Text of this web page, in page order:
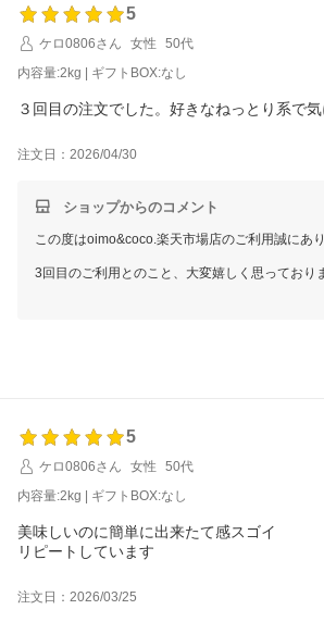
ともよろしくお願いいたします。
5
ケロ0806さん
女性
50代
内容量:2kg | ギフトBOX:なし
３回目の注文でした。好きなねっとり系で気
注文日：2026/04/30
ショップからのコメント
この度はoimo&coco.楽天市場店のご利用誠にあ
3回目のご利用とのこと、大変嬉しく思っており
これからもご期待に添える美味しい焼き芋をお
5
ケロ0806さん
女性
50代
内容量:2kg | ギフトBOX:なし
美味しいのに簡単に出来たて感スゴイ
リピートしています
注文日：2026/03/25